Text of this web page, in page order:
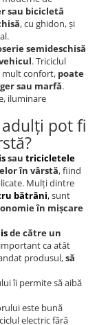
sau bicicletă
, cu ghidon, și
semideschisă
. Triciclul
mult confort, poate
sau marfă.
iluminare
pot fi
sau tricicletele
în vârstă, fiind
Mulți dintre
bătrâni,sunt
în mișcare
de către un
ca atât
produsul,să
îi permite să aibă
este bună
electric fără